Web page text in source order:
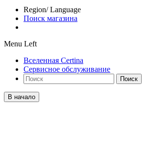
Region/ Language
Поиск магазина
Menu Left
Вселенная Certina
Сервисное обслуживание
Поиск
В начало